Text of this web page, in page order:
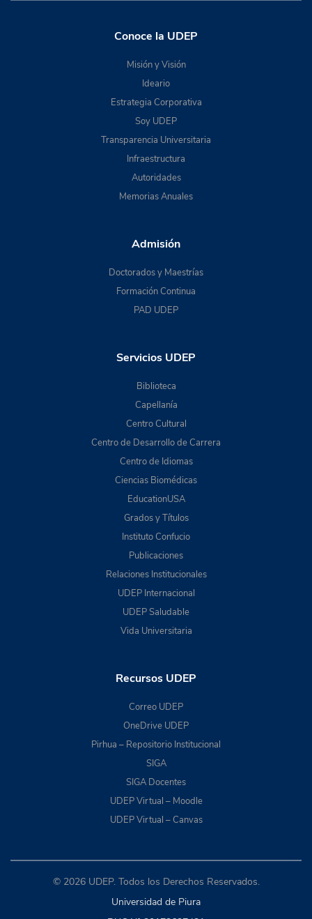
Conoce la UDEP
Misión y Visión
Ideario
Estrategia Corporativa
Soy UDEP
Transparencia Universitaria
Infraestructura
Autoridades
Memorias Anuales
Admisión
Doctorados y Maestrías
Formación Continua
PAD UDEP
Servicios UDEP
Biblioteca
Capellanía
Centro Cultural
Centro de Desarrollo de Carrera
Centro de Idiomas
Ciencias Biomédicas
EducationUSA
Grados y Títulos
Instituto Confucio
Publicaciones
Relaciones Institucionales
UDEP Internacional
UDEP Saludable
Vida Universitaria
Recursos UDEP
Correo UDEP
OneDrive UDEP
Pirhua – Repositorio Institucional
SIGA
SIGA Docentes
UDEP Virtual – Moodle
UDEP Virtual – Canvas
© 2026 UDEP. Todos los Derechos Reservados.
Universidad de Piura